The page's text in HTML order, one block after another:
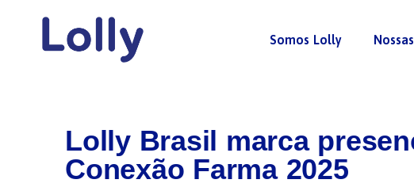
Somos Lolly
Lolly Brasil marca
Conexão Farma 2025